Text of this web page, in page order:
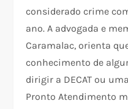
considerado crime
ano. A advogada e
Caramalac, orienta
conhecimento de
dirigir a DECAT ou
Pronto Atendimento